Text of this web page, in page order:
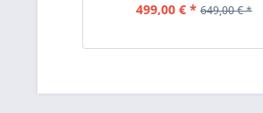
499,00 € * 649,00 € *